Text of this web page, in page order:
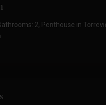
2, Penthouse in